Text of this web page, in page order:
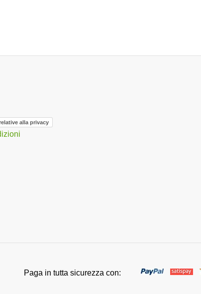
alla privacy
Paga in tutta sicurezza con: